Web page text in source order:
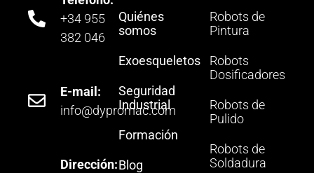
+34 955
382 046
E-mail:
info@dypromac.com
Dirección:
Quiénes
somos
Exoesqueletos
Seguridad
Industrial
Formación
Blog
Robots de
Pintura
Robots
Dosificadores
Robots de
Pulido
Robots de
Soldadura